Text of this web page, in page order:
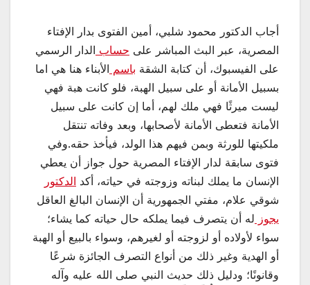
أجاب الدكتور محمود شلبي، أمين الفتوى بدار الإفتاء
المصرية، عبر البث المباشر على حساب الدار الرسمي
على الفيسبوك، أن كتابة الشقة باسم الأبناء هنا هي اما
بسبيل الأمانة أو على سبيل الهبة، فلو كانت هبة فهي
ليست ميرثًا فهي ملك لهم، أما إن كانت على سبيل
الأمانة فتعطى الأمانة لأصحابها، وبعد وفاته تنتقل
ملكيتها للورثة وبمن فيهم هذا الولد، فيأخذ حقه.وفي
فتوى سابقة لدار الإفتاء المصرية حول جواز أن يعطي
الإنسان ما يملك لبناته وزوجته في حياته، أكد الدكتور
شوقي علام، مفتي الجمهورية أن الإنسان البالغ العاقل
يجوز له أن يتصرف فيما يملكه حال حياته كما يشاء؛
سواء لأولاده أو لزوجته أو لغيرهم، وسواء بالبيع أو الهبة
أو الهدية وغير ذلك من أنواع التصرف الجائزة شرعًا
وقانونًا؛ ودليل ذلك حديث النبي صلى الله عليه وآله